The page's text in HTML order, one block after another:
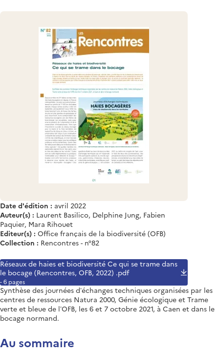
Date d'édition : avril 2022
Auteur(s) : Laurent Basilico, Delphine Jung, Fabien
Paquier, Mara Rihouet
Editeur(s) : Office français de la biodiversité (OFB)
Collection : Rencontres - n°82
Réseaux de haies et biodiversité Ce qui se trame dans
le bocage (Rencontres, OFB, 2022) .pdf
- 6 pages
Synthèse des journées d’échanges techniques organisées par les
centres de ressources Natura 2000, Génie écologique et Trame
verte et bleue de l’OFB, les 6 et 7 octobre 2021, à Caen et dans le
bocage normand.
Au sommaire